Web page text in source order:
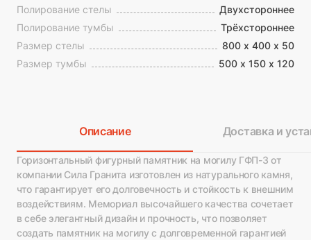
Полирование стелы
Двухстороннее
Полирование тумбы
Трёхстороннее
Размер стелы
800 х 400 х 50
Размер тумбы
500 х 150 х 120
Описание Доставка и
Горизонтальный фигурный памятник на могилу ГФП-3 от
компании Сила Гранита изготовлен из натурального камня,
что гарантирует его долговечность и стойкость к внешним
воздействиям. Мемориал высочайшего качества сочетает
в себе элегантный дизайн и прочность, что позволяет
создать памятник на могилу с долговременной гарантией